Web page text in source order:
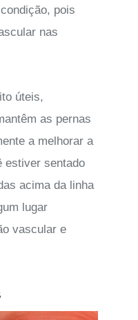
pois
nas
úteis,
as pernas
a melhorar a
estiver sentado
acima da linha
lugar
vascular e